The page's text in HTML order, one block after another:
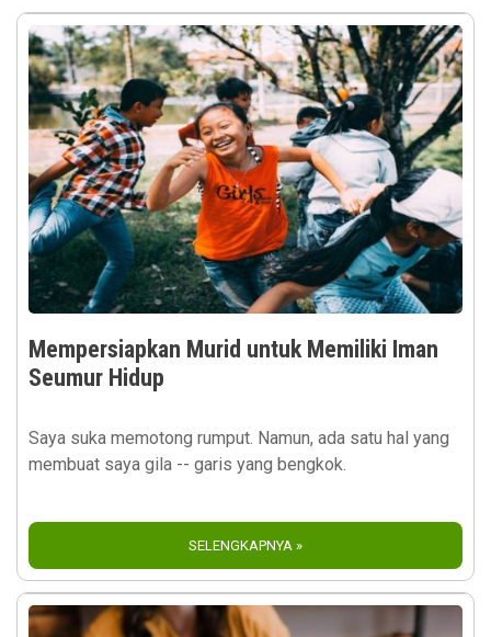
Mempersiapkan Murid untuk Memiliki Iman
Seumur Hidup
Saya suka memotong rumput. Namun, ada satu hal yang
membuat saya gila -- garis yang bengkok.
SELENGKAPNYA »